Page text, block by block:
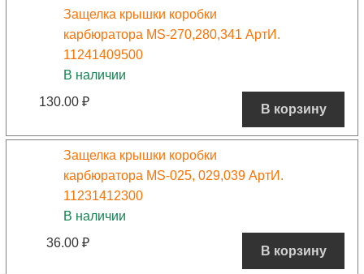
Защелка крышки коробки
карбюратора MS-270,280,341 АртИ.
11241409500
В наличии
130.00 ₽
В корзину
Защелка крышки коробки
карбюратора MS-025, 029,039 АртИ.
11231412300
В наличии
36.00 ₽
В корзину